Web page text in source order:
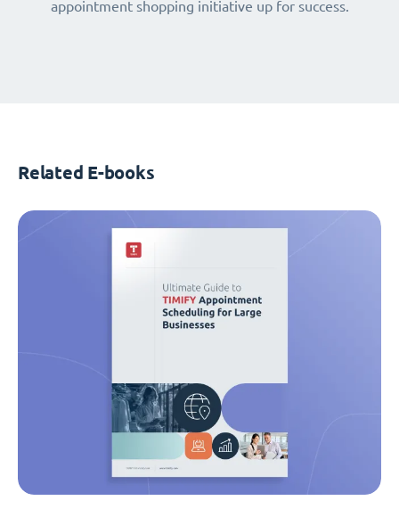
appointment shopping initiative up for success.
Related E-books